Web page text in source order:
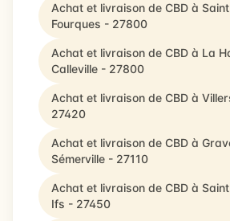
Achat et livraison de CBD à
Fourques - 27800
Achat et livraison de CBD à La
Calleville - 27800
Achat et livraison de CBD à
27420
Achat et livraison de CBD à
Sémerville - 27110
Achat et livraison de CBD à
Ifs - 27450